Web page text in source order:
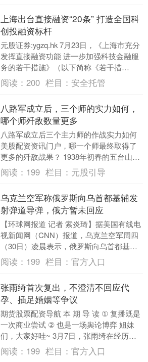
上海出台直接融资“20条” 打造全国科
创投融资标杆
元股证券:ygzq.hk 7月23日，《上海市充分
发挥直接融资功能 进一步加强科技金融服
务的若干措施》（以下简称《若干措
施》）出台，从提升早期投资领投定价能
力、....
阅读： 200 栏目： 安全托管
八路军成立后，三个师的实力如何，
哪个师歼敌数量更多
八路军成立后三个主力师的作战实力如何
美股配资资讯门户，哪一个师最终取得了
更多的歼敌战果？ 1938年初春的五台山深
处，夜雾渐起。一名通信员推门进来，低
声说：“聂....
阅读： 199 栏目： 元股引导
乌克兰空军称俄罗斯向乌首都基辅发
射弹道导弹，俄方暂未回应
【环球网报道 记者 索炎琦】据美国有线电
视新闻网（CNN）报道，乌克兰空军周四
（30日）凌晨表示，俄罗斯向乌首都基辅
发射了弹道导弹，并袭击了第聂伯罗、克
里维里赫....
阅读： 199 栏目： 官方入口
张雨绮首次复出，不澄清不回应代
孕、插足婚姻等争议
期货股票配资导航 本 期 导 读 ① 复播既是
一次商业尝试 ② 也是一场舆论博弈 姐妹
们，大家好哇~ 3月7日，张雨绮在经历数
月舆论风波后重新开启直播带货。这也....
阅读： 199 栏目： 官方入口